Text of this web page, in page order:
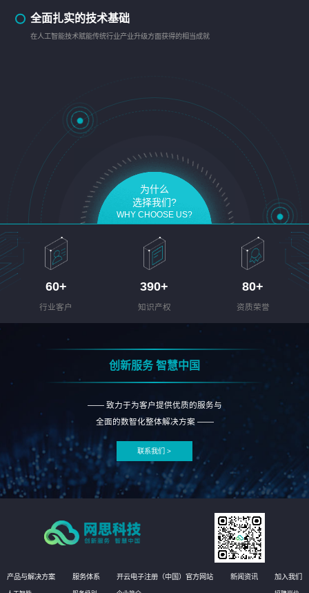
全面扎实的技术基础
在人工智能技术赋能传统行业产业升级方面获得的相当成就
为什么
选择我们?
WHY CHOOSE US?
60+
行业客户
390+
知识产权
80+
资质荣誉
创新服务 智慧中国
—— 致力于为客户提供优质的服务与
全面的数智化整体解决方案 ——
联系我们 >
产品与解决方案 服务体系 开云电子注册（中国）官方网站 新闻资讯 加入我们